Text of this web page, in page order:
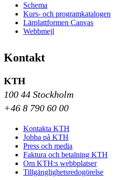
Schema
Kurs- och programkatalogen
Lärplattformen Canvas
Webbmejl
Kontakt
KTH
100 44 Stockholm
+46 8 790 60 00
Kontakta KTH
Jobba på KTH
Press och media
Faktura och betalning KTH
Om KTH:s webbplatser
Tillgänglighetsredogörelse